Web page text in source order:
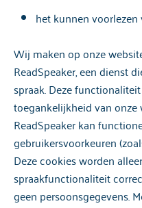
het kunnen
Wij maken op onze
ReadSpeaker, een dienst
spraak. Deze
toegankelijkheid van onze
ReadSpeaker kan
gebruikersvoorkeuren
Deze cookies worden
spraakfunctionaliteit
geen persoonsgegevens.